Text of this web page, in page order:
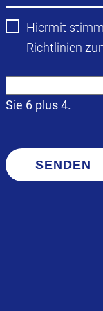
Hiermit
Richtlinien
Sie 6 plus 4.
SENDEN